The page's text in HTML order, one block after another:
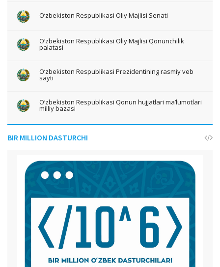
O‘zbekiston Respublikasi Oliy Majlisi Senati
O‘zbekiston Respublikasi Oliy Majlisi Qonunchilik
palatasi
O‘zbekiston Respublikasi Prezidentining rasmiy veb
sayti
O‘zbekiston Respublikasi Qonun hujjatlari ma’lumotlari
milliy bazasi
BIR MILLION DASTURCHI